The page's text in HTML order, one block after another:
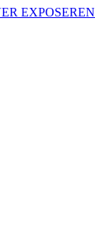
EXPOSEREN